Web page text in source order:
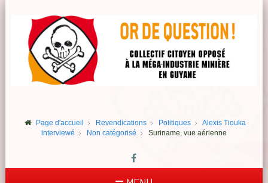
Page d'accueil Revendications Politiques
Alexis Tiouka
interviewé
Non catégorisé Suriname, vue aérienne